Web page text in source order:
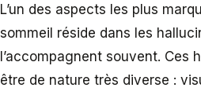
L’un des aspects les plus
sommeil réside dans les
l’accompagnent souvent. Ces
être de nature très diverse :